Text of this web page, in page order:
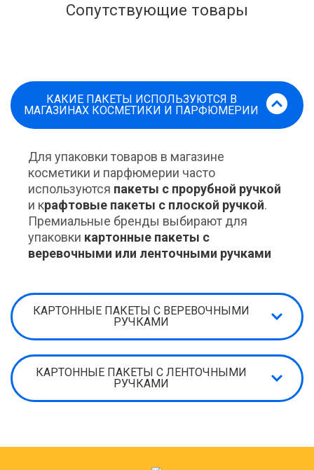
Сопутствующие товары
КАКИЕ ПАКЕТЫ ИСПОЛЬЗУЮТСЯ В
МАГАЗИНАХ КОСМЕТИКИ И ПАРФЮМЕРИИ
Для упаковки товаров в магазине
косметики и парфюмерии часто
используются пакеты с прорубной ручкой
и крафтовые пакеты с плоской ручкой.
Премиальные бренды выбирают для
упаковки картонные пакеты с
веревочными или ленточными ручками
КАРТОННЫЕ ПАКЕТЫ С ВЕРЕВОЧНЫМИ
РУЧКАМИ
КАРТОННЫЕ ПАКЕТЫ С ЛЕНТОЧНЫМИ
РУЧКАМИ